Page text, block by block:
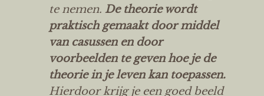
te nemen. De theorie wordt
praktisch gemaakt door middel
van casussen en door
voorbeelden te geven hoe je de
theorie in je leven kan toepassen.
Hierdoor krijg je een goed beeld